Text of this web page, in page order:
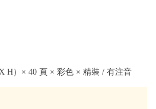
H）× 40 頁 × 彩色 × 精裝 / 有注音